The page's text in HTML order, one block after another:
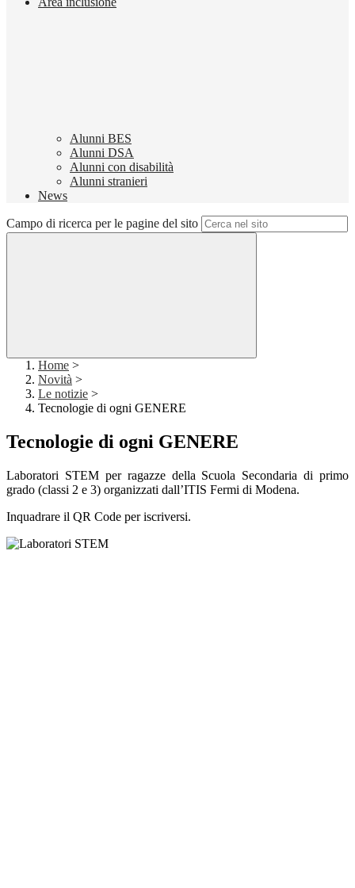
Alunni BES
Alunni DSA
Alunni con disabilità
Alunni stranieri
News
Campo di ricerca per le pagine del sito
Home >
Novità >
Le notizie >
Tecnologie di ogni GENERE
Tecnologie di ogni GENERE
Laboratori STEM per ragazze della Scuola Secondaria di primo
grado (classi 2 e 3) organizzati dall’ITIS Fermi di Modena.
Inquadrare il QR Code per iscriversi.